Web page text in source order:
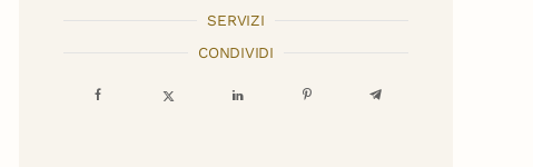
SERVIZI
CONDIVIDI